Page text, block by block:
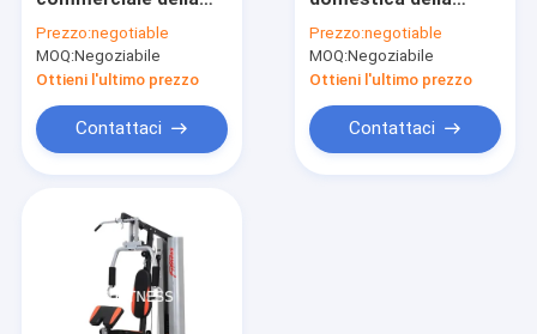
macchina 4 della
palestra di giungla
Q235
Prezzo:negotiable
MOQ:Negoziabile
Ottieni l'ultimo prezzo
Contattaci
stazioni, multi
macchina di
allenamento di
scopo modulare
Prezzo:negotiable
MOQ:Negoziabile
Ottieni l'ultimo prezzo
Contattaci